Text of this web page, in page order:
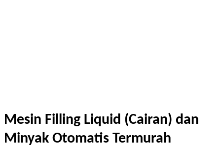
Mesin Filling Liquid (Cairan) dan
Minyak Otomatis Termurah